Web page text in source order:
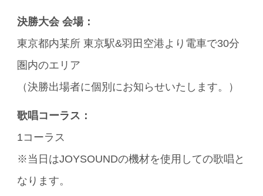
決勝大会 会場：
東京都内某所 東京駅&羽田空港より電車で30分
圏内のエリア
（決勝出場者に個別にお知らせいたします。）
歌唱コーラス：
1コーラス
※当日はJOYSOUNDの機材を使用しての歌唱と
なります。